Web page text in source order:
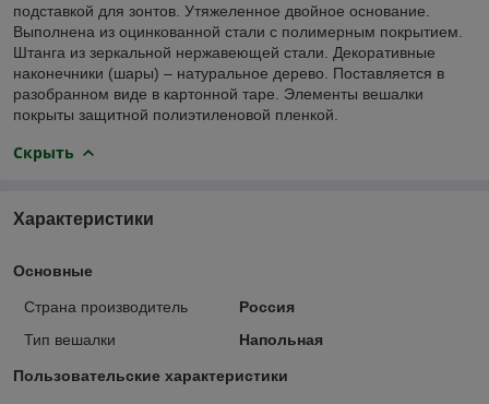
подставкой для зонтов. Утяжеленное двойное основание.
Выполнена из оцинкованной стали с полимерным покрытием.
Штанга из зеркальной нержавеющей стали. Декоративные
наконечники (шары) – натуральное дерево. Поставляется в
разобранном виде в картонной таре. Элементы вешалки
покрыты защитной полиэтиленовой пленкой.
Скрыть
Характеристики
Основные
Страна производитель
Россия
Тип вешалки
Напольная
Пользовательские характеристики